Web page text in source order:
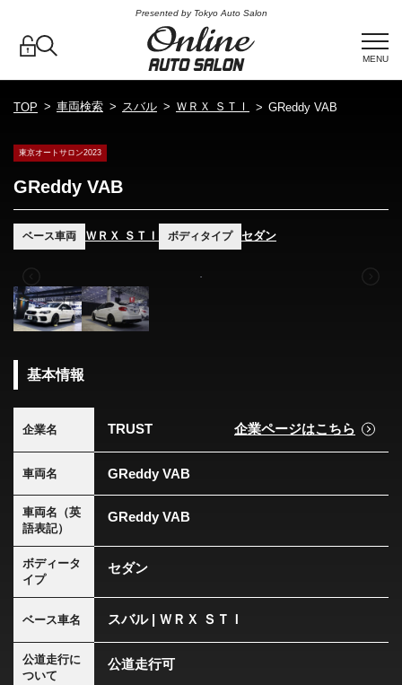
Presented by Tokyo Auto Salon
MENU
TOP 車両検索 スバル ＷＲＸ ＳＴＩ GReddy VAB
東京オートサロン2023
GReddy VAB
ベース車両 ＷＲＸ ＳＴＩ ボディタイプ セダン
基本情報
企業名 TRUST 企業ページはこちら
車両名 GReddy VAB
車両名（英
語表記）
GReddy VAB
ボディータ
イプ
セダン
ベース車名 スバル | ＷＲＸ ＳＴＩ
公道走行に
ついて
公道走行可